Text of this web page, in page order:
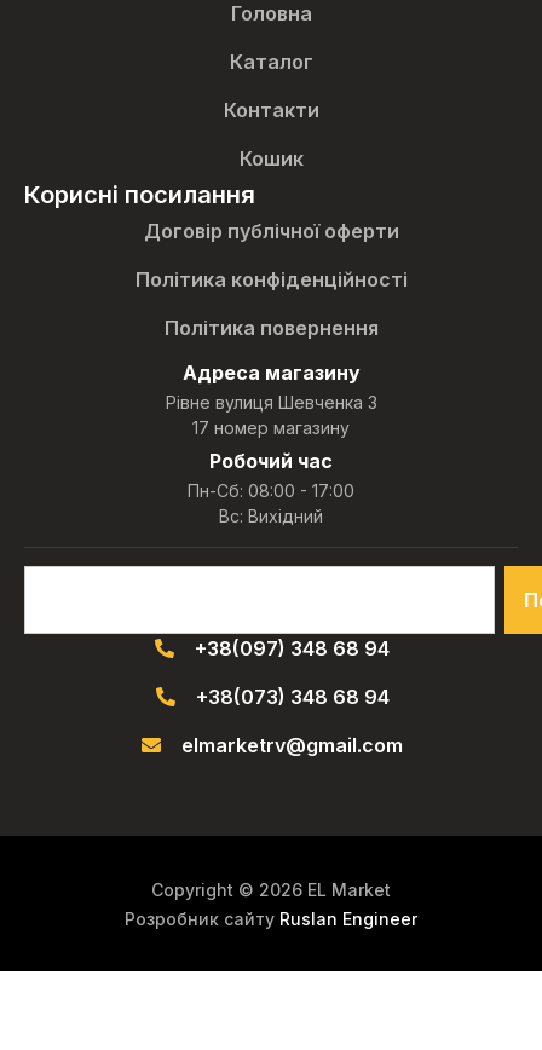
Головна
Каталог
Контакти
Кошик
Корисні посилання
Договір публічної оферти
Політика конфіденційності
Політика повернення
Адреса магазину
Рівне вулиця Шевченка 3
17 номер магазину
Робочий час
Пн-Сб: 08:00 - 17:00
Вс: Вихідний
+38(097) 348 68 94
+38(073) 348 68 94
elmarketrv@gmail.com
Copyright © 2026 EL Market
Розробник сайту Ruslan Engineer